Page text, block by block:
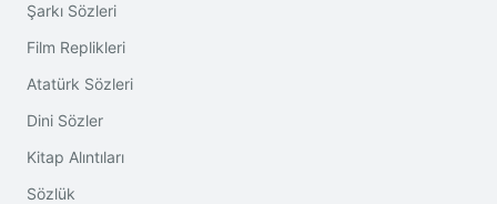
Şarkı Sözleri
Film Replikleri
Atatürk Sözleri
Dini Sözler
Kitap Alıntıları
Sözlük